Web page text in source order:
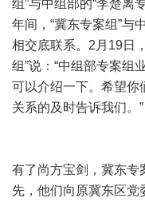
组”与中组部的“李楚离
年间，“冀东专案组”与
相交底联系。2月19日
组”说：“中组部专案组
可以介绍一下。希望你
关系的及时告诉我们。”
有了尚方宝剑，冀东专
先，他们向原冀东区